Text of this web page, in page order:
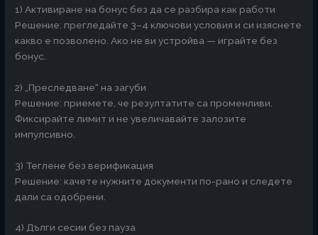
1) Активиране на бонус без да се разбира как работи
Решение: прегледайте 3–4 ключови условия и си изяснете
какво е позволено. Ако не ви устройва — играйте без
бонус.
2) „Преследване“ на загуби
Решение: приемете, че резултатите са променливи.
Фиксирайте лимит и не увеличавайте залозите
импулсивно.
3) Теглене без верификация
Решение: качете нужните документи по-рано и следете
дали са одобрени.
4) Дълги сесии без пауза